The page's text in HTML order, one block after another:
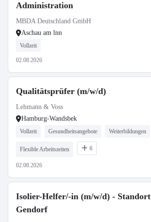
Administration
MBDA Deutschland GmbH
Aschau am lnn
Vollzeit
02.08.2026
Qualitätsprüfer (m/w/d)
Lehmann & Voss
Hamburg-Wandsbek
Vollzeit Gesundheitsangebote Weiterbildungen
Flexible Arbeitszeiten 6
02.08.2026
Isolier-Helfer/-in (m/w/d) - Standort
Gendorf